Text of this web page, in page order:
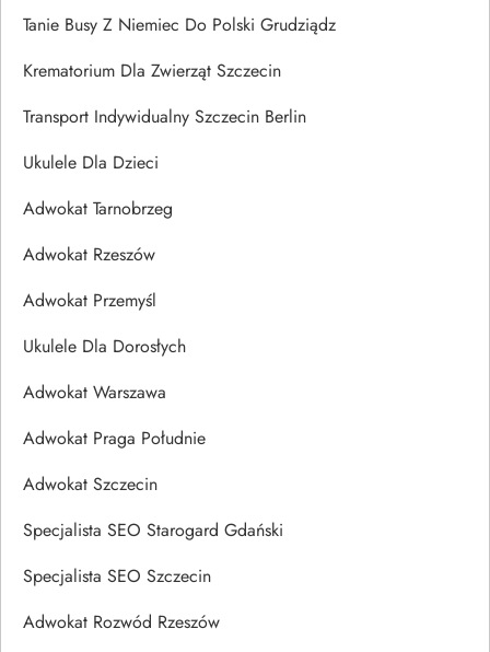
Tanie Busy Z Niemiec Do Polski Grudziądz
Krematorium Dla Zwierząt Szczecin
Transport Indywidualny Szczecin Berlin
Ukulele Dla Dzieci
Adwokat Tarnobrzeg
Adwokat Rzeszów
Adwokat Przemyśl
Ukulele Dla Dorosłych
Adwokat Warszawa
Adwokat Praga Południe
Adwokat Szczecin
Specjalista SEO Starogard Gdański
Specjalista SEO Szczecin
Adwokat Rozwód Rzeszów